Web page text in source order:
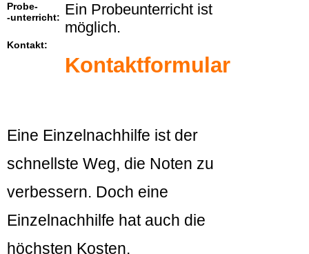
Probe-
-unterricht: Ein Probeunterricht ist
möglich.
Kontakt:
Kontaktformular
Eine Einzelnachhilfe ist der
schnellste Weg, die Noten zu
verbessern. Doch eine
Einzelnachhilfe hat auch die
höchsten Kosten.